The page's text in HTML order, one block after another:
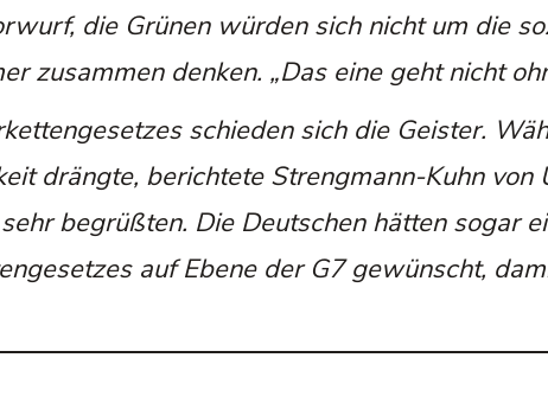
die Grünen würden sich nicht um die
zusammen denken. „Das eine geht nicht
schieden sich die Geister.
drängte, berichtete Strengmann-Kuhn von
begrüßten. Die Deutschen hätten sogar
auf Ebene der G7 gewünscht,